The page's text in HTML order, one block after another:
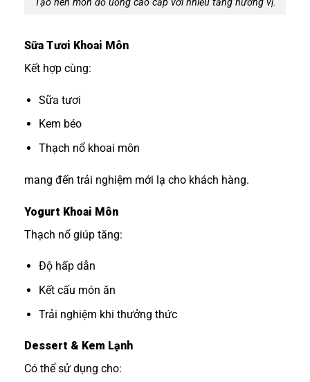
Tạo nên món đồ uống cao cấp với nhiều tầng hương vị.
Sữa Tươi Khoai Môn
Kết hợp cùng:
Sữa tươi
Kem béo
Thạch nổ khoai môn
mang đến trải nghiệm mới lạ cho khách hàng.
Yogurt Khoai Môn
Thạch nổ giúp tăng:
Độ hấp dẫn
Kết cấu món ăn
Trải nghiệm khi thưởng thức
Dessert & Kem Lạnh
Có thể sử dụng cho: